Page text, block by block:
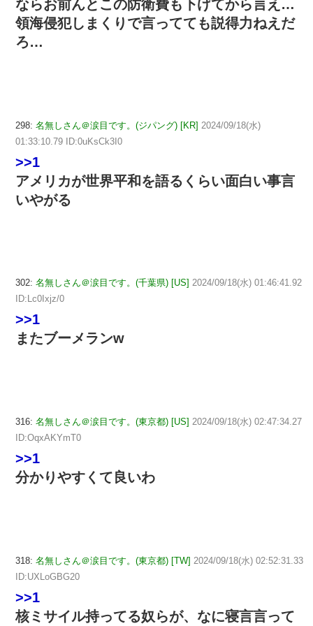
ならお前んとこの防衛費も下げてから言え…
領海侵犯しまくりで言ってても説得力ねえだ
ろ…
298: 名無しさん＠涙目です。(ジパング) [KR] 2024/09/18(水)
01:33:10.79 ID:0uKsCk3I0
>>1
アメリカが世界平和を語るくらい面白い事言
いやがる
302: 名無しさん＠涙目です。(千葉県) [US] 2024/09/18(水) 01:46:41.92
ID:Lc0Ixjz/0
>>1
またブーメランw
316: 名無しさん＠涙目です。(東京都) [US] 2024/09/18(水) 02:47:34.27
ID:OqxAKYmT0
>>1
分かりやすくて良いわ
318: 名無しさん＠涙目です。(東京都) [TW] 2024/09/18(水) 02:52:31.33
ID:UXLoGBG20
>>1
核ミサイル持ってる奴らが、なに寝言言って